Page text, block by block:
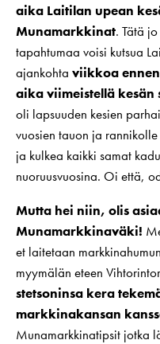
aika Laitilan upean
Munamarkkinat. Tätä
tapahtumaa voisi kutsua
ajankohta viikkoa
aika viimeistellä kesän
oli lapsuuden kesien
vuosien tauon ja
ja kulkea kaikki samat
nuoruusvuosina. Oi että,
Mutta hei niin, olis
Munamarkkinaväki!
et laitetaan
myymälän eteen
stetsoninsa kera
markkinakansan
Munamarkkinatipsit jotka